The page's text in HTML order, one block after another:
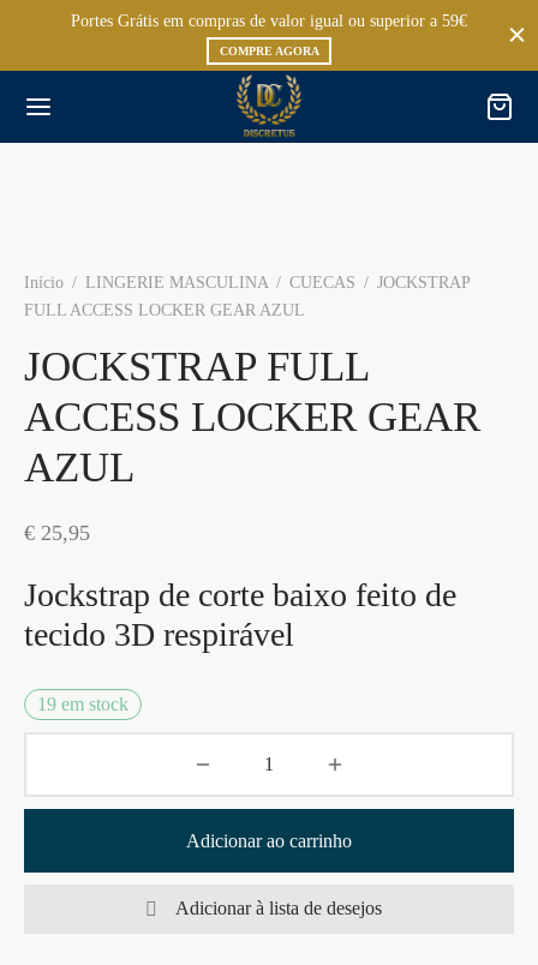
Portes Grátis em compras de valor igual ou superior a 59€
COMPRE AGORA
Início / LINGERIE MASCULINA / CUECAS / JOCKSTRAP
FULL ACCESS LOCKER GEAR AZUL
JOCKSTRAP FULL
ACCESS LOCKER GEAR
AZUL
€ 25,95
Jockstrap de corte baixo feito de
tecido 3D respirável
19 em stock
Adicionar ao carrinho
Adicionar à lista de desejos